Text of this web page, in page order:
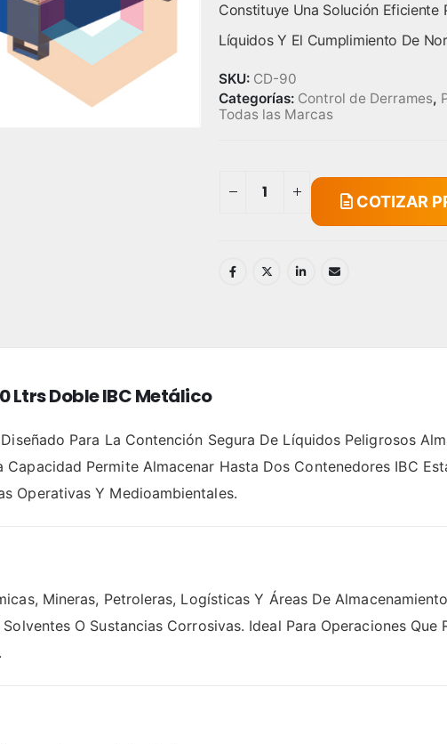
Constituye Una Solución Eficiente
Líquidos Y El Cumplimiento De
SKU: CD-90
Categorías: Control de Derrames,
Todas las Marcas
COTIZAR
Ltrs Doble IBC Metálico
Para La Contención Segura De Líquidos Peligrosos
Permite Almacenar Hasta Dos Contenedores IBC
Operativas Y Medioambientales.
Mineras, Petroleras, Logísticas Y Áreas De
O Sustancias Corrosivas. Ideal Para Operaciones Que